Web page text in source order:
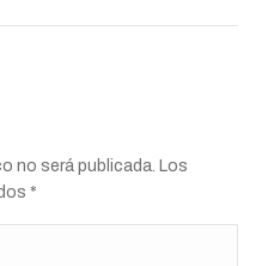
no será publicada. Los
*